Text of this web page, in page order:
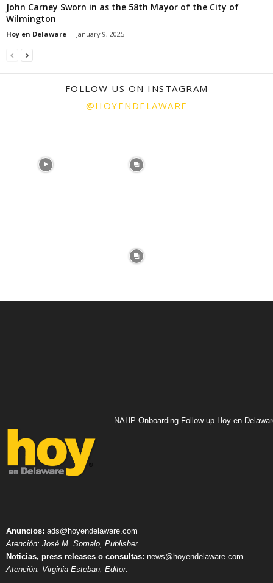
John Carney Sworn in as the 58th Mayor of the City of
Wilmington
Hoy en Delaware - January 9, 2025
FOLLOW US ON INSTAGRAM
@HOYENDELAWARE
NAHP Onboarding Follow-up Hoy en
Anuncios: ads@hoyendelaware.com
Atención: José M. Somalo, Publisher.
Noticias, press releases o consultas: news@hoyendelaware.com
Atención: Virginia Esteban, Editor.